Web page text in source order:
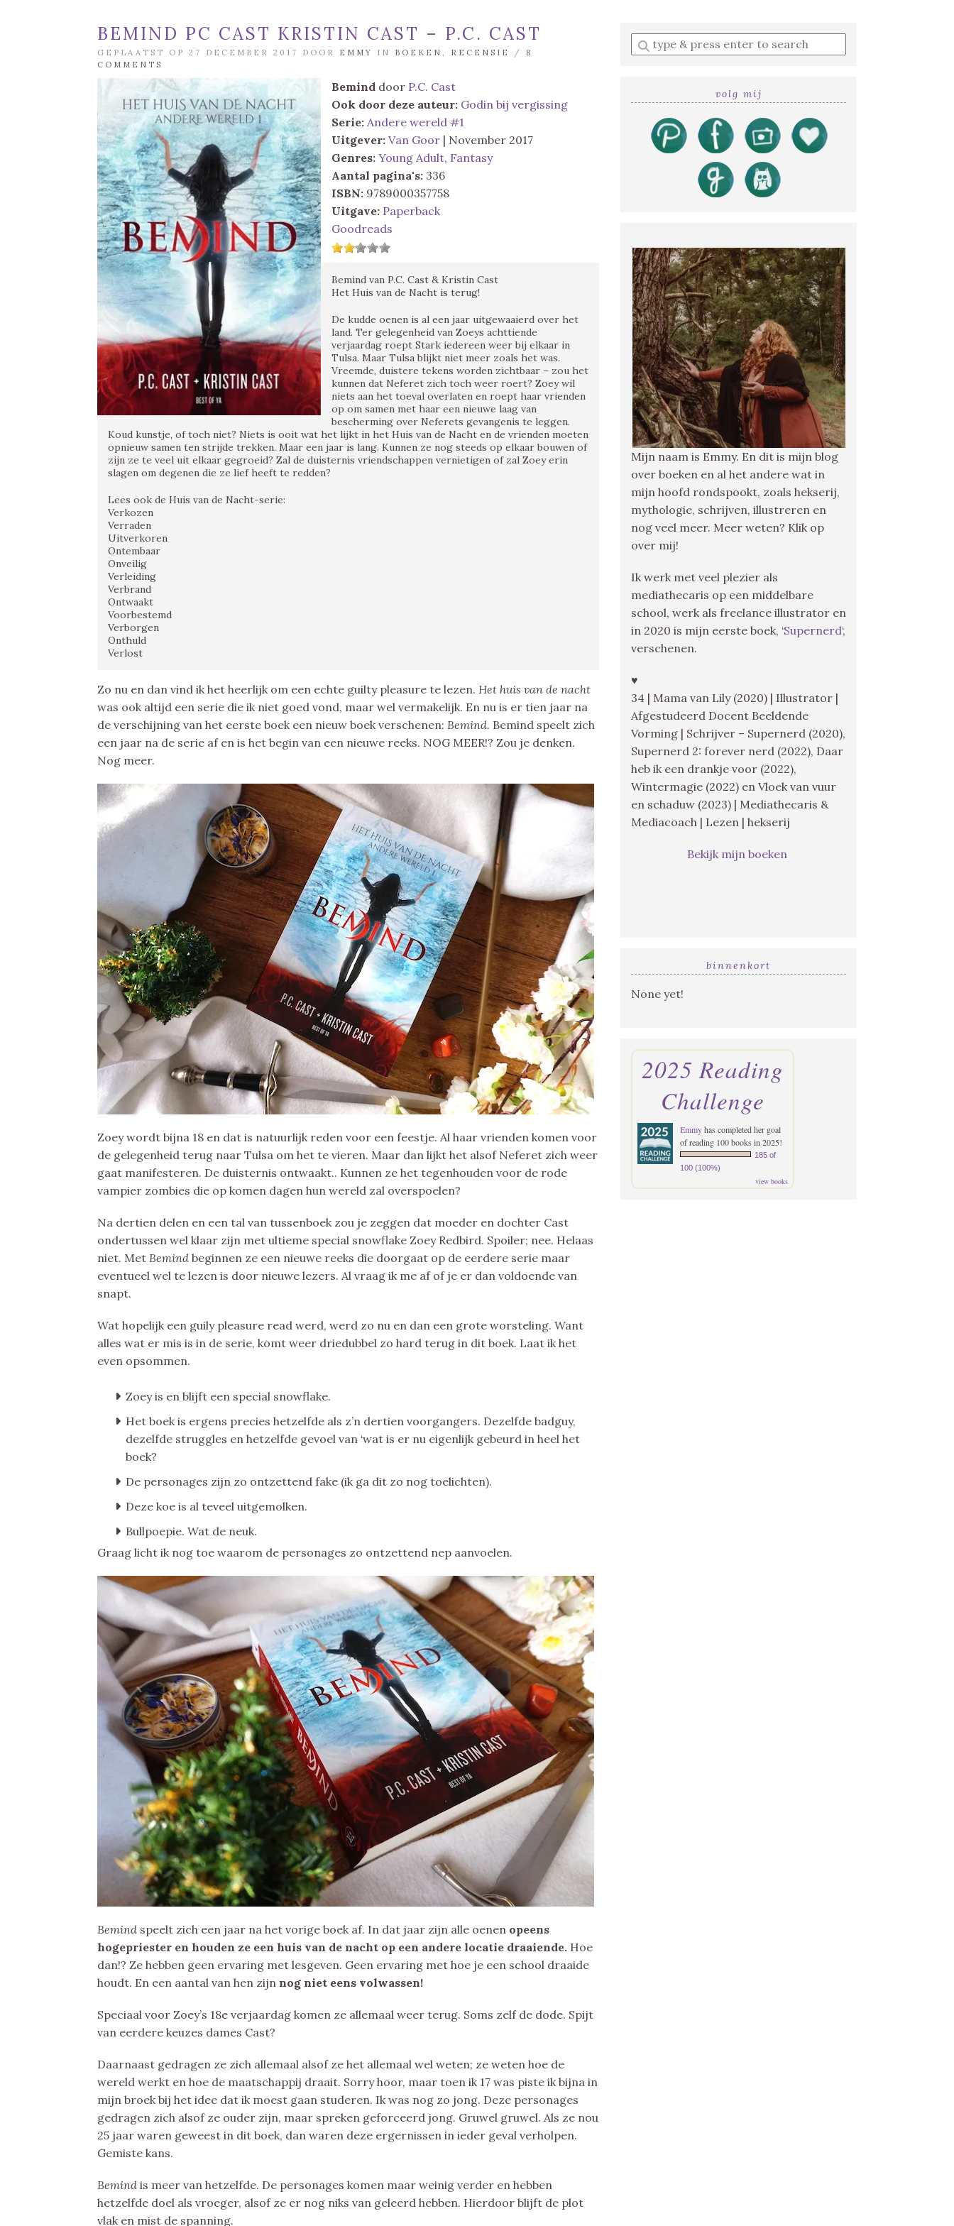
BEMIND PC CAST KRISTIN CAST – P.C. CAST
GEPLAATST OP 27 DECEMBER 2017 DOOR EMMY IN BOEKEN , RECENSIE / 8
COMMENTS
Bemind door P.C. Cast
Ook door deze auteur: Godin bij vergissing
Serie: Andere wereld #1
Uitgever: Van Goor | November 2017
Genres: Young Adult, Fantasy
Aantal pagina's: 336
ISBN: 9789000357758
Uitgave: Paperback
Goodreads
Bemind van P.C. Cast & Kristin Cast
Het Huis van de Nacht is terug!
De kudde oenen is al een jaar uitgewaaierd over het
land. Ter gelegenheid van Zoeys achttiende
verjaardag roept Stark iedereen weer bij elkaar in
Tulsa. Maar Tulsa blijkt niet meer zoals het was.
Vreemde, duistere tekens worden zichtbaar – zou het
kunnen dat Neferet zich toch weer roert? Zoey wil
niets aan het toeval overlaten en roept haar vrienden
op om samen met haar een nieuwe laag van
bescherming over Neferets gevangenis te leggen.
Koud kunstje, of toch niet? Niets is ooit wat het lijkt in het Huis van de Nacht en de vrienden moeten
opnieuw samen ten strijde trekken. Maar een jaar is lang. Kunnen ze nog steeds op elkaar bouwen of
zijn ze te veel uit elkaar gegroeid? Zal de duisternis vriendschappen vernietigen of zal Zoey erin
slagen om degenen die ze lief heeft te redden?
Lees ook de Huis van de Nacht-serie:
Verkozen
Verraden
Uitverkoren
Ontembaar
Onveilig
Verleiding
Verbrand
Ontwaakt
Voorbestemd
Verborgen
Onthuld
Verlost
Zo nu en dan vind ik het heerlijk om een echte guilty pleasure te lezen. Het huis van de nacht
was ook altijd een serie die ik niet goed vond, maar wel vermakelijk. En nu is er tien jaar na
de verschijning van het eerste boek een nieuw boek verschenen: Bemind. Bemind speelt zich
een jaar na de serie af en is het begin van een nieuwe reeks. NOG MEER!? Zou je denken.
Nog meer.
Zoey wordt bijna 18 en dat is natuurlijk reden voor een feestje. Al haar vrienden komen voor
de gelegenheid terug naar Tulsa om het te vieren. Maar dan lijkt het alsof Neferet zich weer
gaat manifesteren. De duisternis ontwaakt.. Kunnen ze het tegenhouden voor de rode
vampier zombies die op komen dagen hun wereld zal overspoelen?
Na dertien delen en een tal van tussenboek zou je zeggen dat moeder en dochter Cast
ondertussen wel klaar zijn met ultieme special snowflake Zoey Redbird. Spoiler; nee. Helaas
niet. Met Bemind beginnen ze een nieuwe reeks die doorgaat op de eerdere serie maar
eventueel wel te lezen is door nieuwe lezers. Al vraag ik me af of je er dan voldoende van
snapt.
Wat hopelijk een guily pleasure read werd, werd zo nu en dan een grote worsteling. Want
alles wat er mis is in de serie, komt weer driedubbel zo hard terug in dit boek. Laat ik het
even opsommen.
Zoey is en blijft een special snowflake.
Het boek is ergens precies hetzelfde als z’n dertien voorgangers. Dezelfde badguy,
dezelfde struggles en hetzelfde gevoel van ‘wat is er nu eigenlijk gebeurd in heel het
boek?
De personages zijn zo ontzettend fake (ik ga dit zo nog toelichten).
Deze koe is al teveel uitgemolken.
Bullpoepie. Wat de neuk.
Graag licht ik nog toe waarom de personages zo ontzettend nep aanvoelen.
Bemind speelt zich een jaar na het vorige boek af. In dat jaar zijn alle oenen opeens
hogepriester en houden ze een huis van de nacht op een andere locatie draaiende. Hoe
dan!? Ze hebben geen ervaring met lesgeven. Geen ervaring met hoe je een school draaide
houdt. En een aantal van hen zijn nog niet eens volwassen!
Speciaal voor Zoey’s 18e verjaardag komen ze allemaal weer terug. Soms zelf de dode. Spijt
van eerdere keuzes dames Cast?
Daarnaast gedragen ze zich allemaal alsof ze het allemaal wel weten; ze weten hoe de
wereld werkt en hoe de maatschappij draait. Sorry hoor, maar toen ik 17 was piste ik bijna in
mijn broek bij het idee dat ik moest gaan studeren. Ik was nog zo jong. Deze personages
gedragen zich alsof ze ouder zijn, maar spreken geforceerd jong. Gruwel gruwel. Als ze nou
25 jaar waren geweest in dit boek, dan waren deze ergernissen in ieder geval verholpen.
Gemiste kans.
Bemind is meer van hetzelfde. De personages komen maar weinig verder en hebben
hetzelfde doel als vroeger, alsof ze er nog niks van geleerd hebben. Hierdoor blijft de plot
vlak en mist de spanning.
Enter
a
volg mij
Mijn naam is Emmy. En dit is mijn blog
over boeken en al het andere wat in
mijn hoofd rondspookt, zoals hekserij,
mythologie, schrijven, illustreren en
nog veel meer. Meer weten? Klik op
over mij!
Ik werk met veel plezier als
mediathecaris op een middelbare
school, werk als freelance illustrator en
in 2020 is mijn eerste boek, ‘Supernerd‘,
verschenen.
♥
34 | Mama van Lily (2020) | Illustrator |
Afgestudeerd Docent Beeldende
Vorming | Schrijver – Supernerd (2020),
Supernerd 2: forever nerd (2022), Daar
heb ik een drankje voor (2022),
Wintermagie (2022) en Vloek van vuur
en schaduw (2023) | Mediathecaris &
Mediacoach | Lezen | hekserij
Bekijk mijn boeken
binnenkort
None yet!
2025 Reading
Challenge
Emmyhas completed her goal
of reading 100 books in 2025!
185 of
100 (100%)
view books